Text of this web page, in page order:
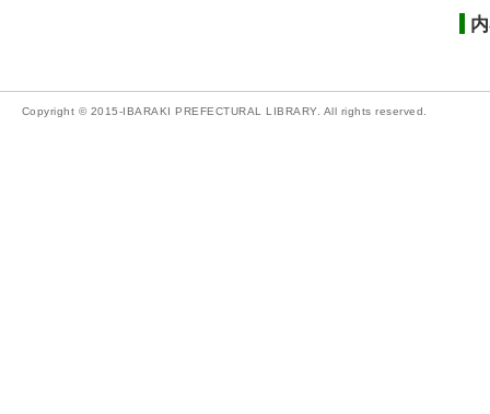
Copyright © 2015-IBARAKI PREFECTURAL LIBRARY. All rights reserved.